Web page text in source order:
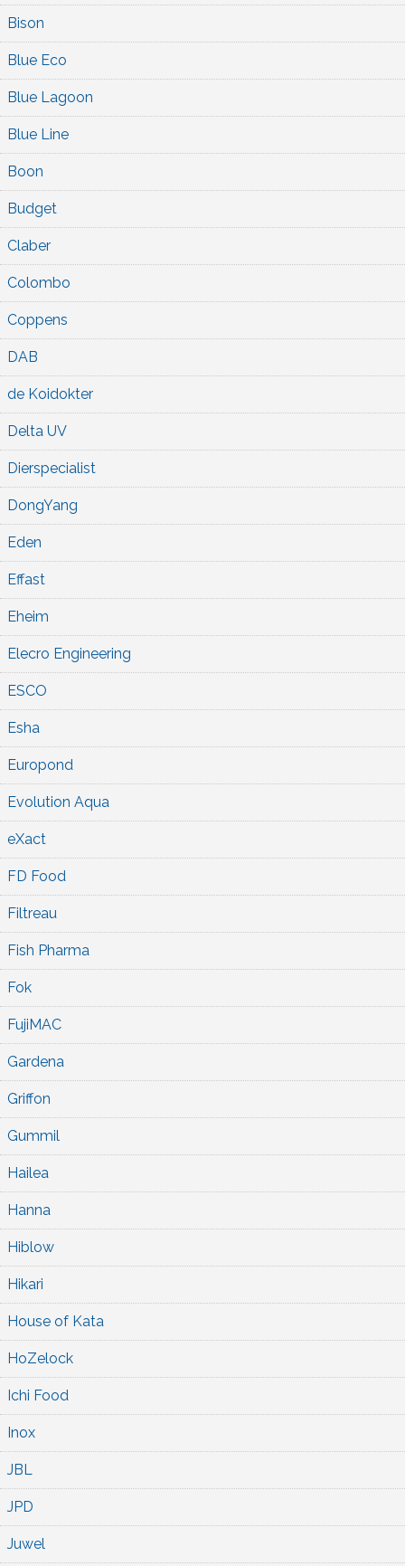
Bison
Blue Eco
Blue Lagoon
Blue Line
Boon
Budget
Claber
Colombo
Coppens
DAB
de Koidokter
Delta UV
Dierspecialist
DongYang
Eden
Effast
Eheim
Elecro Engineering
ESCO
Esha
Europond
Evolution Aqua
eXact
FD Food
Filtreau
Fish Pharma
Fok
FujiMAC
Gardena
Griffon
Gummil
Hailea
Hanna
Hiblow
Hikari
House of Kata
HoZelock
Ichi Food
Inox
JBL
JPD
Juwel